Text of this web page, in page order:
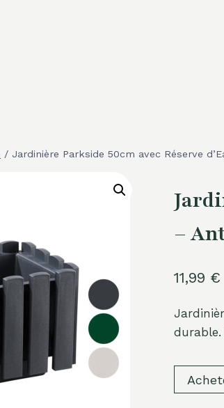
/ Jardinière Parkside 50cm avec Réserve
–
11,99 €
durable.